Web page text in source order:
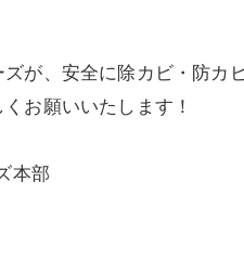
が、安全に除カビ・防カ
お願いいたします！
本部